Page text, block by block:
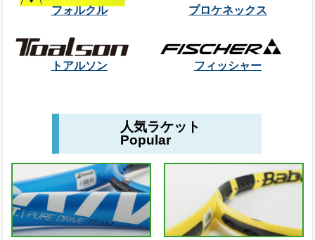
フォルクル プロケネックス
トアルソン フィッシャー
人気ラケット
Popular